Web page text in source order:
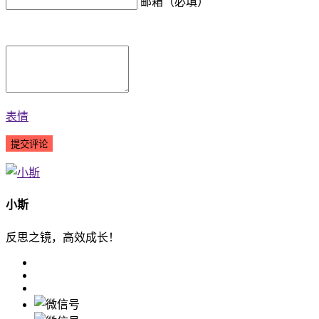
表情
小斯
反思之镜，高效成长！